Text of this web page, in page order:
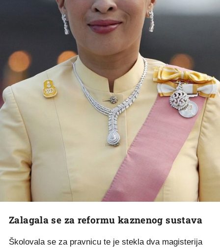
Zalagala se za reformu kaznenog sustava
Školovala se za pravnicu te je stekla dva magisterija